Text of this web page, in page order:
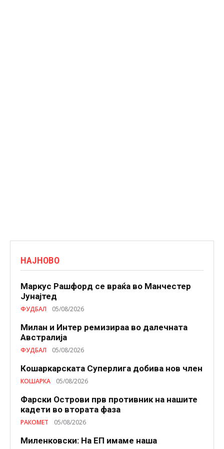
НАЈНОВО
Маркус Рашфорд се враќа во Манчестер
Јунајтед
ФУДБАЛ 05/08/2026
Милан и Интер ремизираа во далечната
Австралија
ФУДБАЛ 05/08/2026
Кошаркарската Суперлига добива нов член
КОШАРКА 05/08/2026
Фарски Острови прв противник на нашите
кадети во втората фаза
РАКОМЕТ 05/08/2026
Миленковски: На ЕП имаме наша